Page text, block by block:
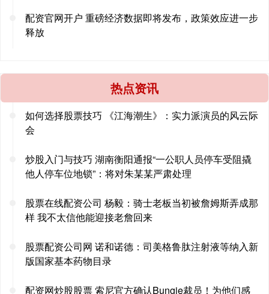
配资官网开户 重磅经济数据即将发布，政策效应进一步
释放
热点资讯
如何选择股票技巧 《江海潮生》：实力派演员的风云际
会
炒股入门与技巧 湖南衡阳通报“一公职人员停车受阻撬
他人停车位地锁”：将对朱某某严肃处理
股票在线配资公司 杨毅：骑士老板当初被詹姆斯弄成那
样 我不太信他能迎接老詹回来
股票配资公司网 诺和诺德：司美格鲁肽注射液等纳入新
版国家基本药物目录
配资网炒股股票 索尼官方确认Bungie裁员！为他们感